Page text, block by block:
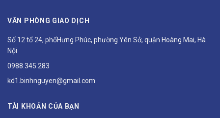
VĂN PHÒNG GIAO DỊCH
Số 12 tổ 24, phốHưng Phúc, phường Yên Sở, quận Hoàng Mai, Hà
Nội
0988.345.283
kd1.binhnguyen@gmail.com
TÀI KHOẢN CỦA BẠN